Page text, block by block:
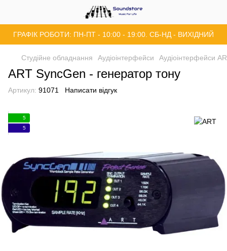
ГРАФІК РОБОТИ: ПН-ПТ - 10:00 - 19:00. СБ-НД - ВИХІДНИЙ
Студійне обладнання Аудіоінтерфейси Аудіоінтерфейси
ART SyncGen - генератор тону
Артикул: 91071 Написати відгук
5
5